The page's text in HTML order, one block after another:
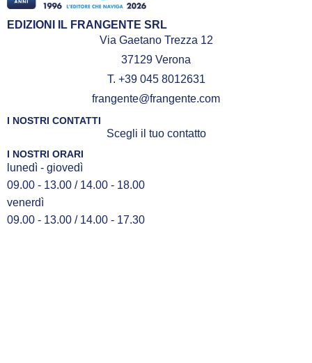
EDIZIONI IL FRANGENTE SRL
Via Gaetano Trezza 12
37129 Verona
T. +39 045 8012631
frangente@frangente.com
I NOSTRI CONTATTI
Scegli il tuo contatto
I NOSTRI ORARI
lunedì - giovedì
09.00 - 13.00 / 14.00 - 18.00
venerdì
09.00 - 13.00 / 14.00 - 17.30